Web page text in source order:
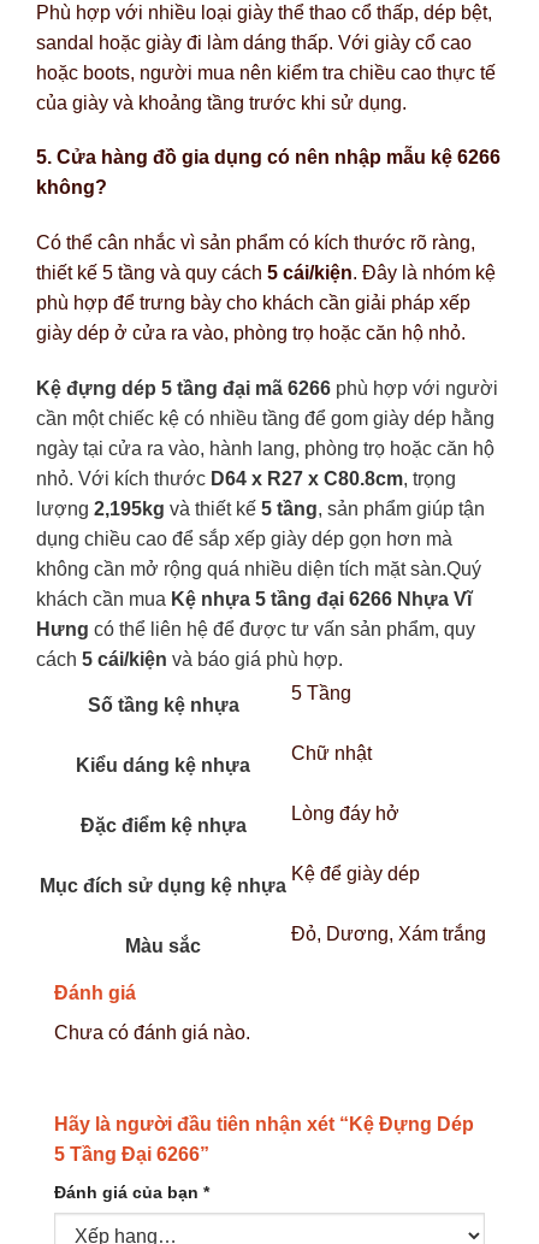
Phù hợp với nhiều loại giày thể thao cổ thấp, dép bệt,
sandal hoặc giày đi làm dáng thấp. Với giày cổ cao
hoặc boots, người mua nên kiểm tra chiều cao thực tế
của giày và khoảng tầng trước khi sử dụng.
5. Cửa hàng đồ gia dụng có nên nhập mẫu kệ 6266
không?
Có thể cân nhắc vì sản phẩm có kích thước rõ ràng,
thiết kế 5 tầng và quy cách 5 cái/kiện. Đây là nhóm kệ
phù hợp để trưng bày cho khách cần giải pháp xếp
giày dép ở cửa ra vào, phòng trọ hoặc căn hộ nhỏ.
Kệ đựng dép 5 tầng đại mã 6266 phù hợp với người
cần một chiếc kệ có nhiều tầng để gom giày dép hằng
ngày tại cửa ra vào, hành lang, phòng trọ hoặc căn hộ
nhỏ. Với kích thước D64 x R27 x C80.8cm, trọng
lượng 2,195kg và thiết kế 5 tầng, sản phẩm giúp tận
dụng chiều cao để sắp xếp giày dép gọn hơn mà
không cần mở rộng quá nhiều diện tích mặt sàn.Quý
khách cần mua Kệ nhựa 5 tầng đại 6266 Nhựa Vĩ
Hưng có thể liên hệ để được tư vấn sản phẩm, quy
cách 5 cái/kiện và báo giá phù hợp.
Số tầng kệ nhựa
5 Tầng
Kiểu dáng kệ nhựa
Chữ nhật
Đặc điểm kệ nhựa
Lòng đáy hở
Mục đích sử dụng kệ nhựa
Kệ để giày dép
Màu sắc
Đỏ, Dương, Xám trắng
Đánh giá
Chưa có đánh giá nào.
Hãy là người đầu tiên nhận xét “Kệ Đựng Dép
5 Tầng Đại 6266”
Đánh giá của bạn *